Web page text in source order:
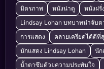
มิตรภาพ
หนังน่าดู หนังฝรั่ง
Lindsay Lohan บทบาทน่าจับต
การแสดง
คลายเครียดได้ดีที่
นักแสดง Lindsay Lohan
นัก
น้ำตาซึมด้วยความประทับใจ